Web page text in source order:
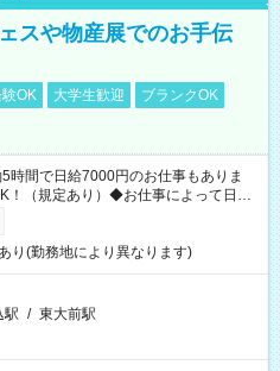
スや物産展でのお手伝
OK 大学生歓迎
ブランクOK
時間で日給7000円のお仕事もありま
（規定あり）◆お仕事によって日給
り(勤務地により異なります)
駅 / 東大前駅